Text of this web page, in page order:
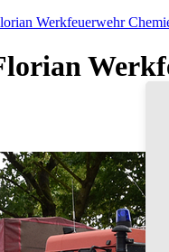
Werkfeuerwehr